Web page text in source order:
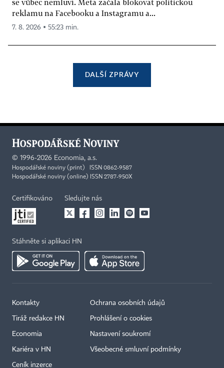
se vůbec nemluví. Meta začala blokovat politickou
reklamu na Facebooku a Instagramu a...
7. 8. 2026 ▪ 55:23 min.
DALŠÍ ZPRÁVY
© 1996-2026 Economia, a.s.
Hospodářské noviny (print) ISSN 0862-9587
Hospodářské noviny (online) ISSN 2787-950X
Certifikováno Sledujte nás
Stáhněte si aplikaci HN
Kontakty
Tiráž redakce HN
Economia
Kariéra v HN
Ceník inzerce
Ochrana osobních údajů
Prohlášení o cookies
Nastavení soukromí
Všeobecné smluvní podmínky